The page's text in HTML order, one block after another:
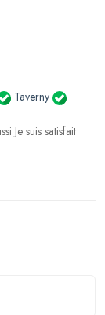
Taverny
Je suis satisfait